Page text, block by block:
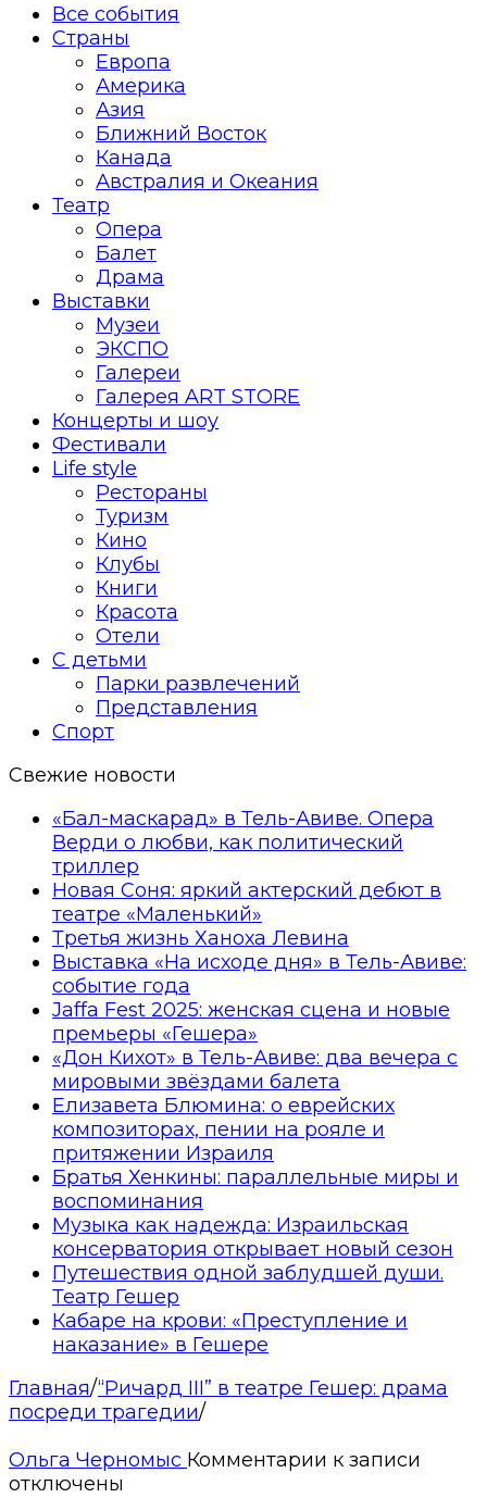
Все события
Страны
Европа
Америка
Азия
Ближний Восток
Канада
Австралия и Океания
Театр
Опера
Балет
Драма
Выставки
Музеи
ЭКСПО
Галереи
Галерея ART STORE
Концерты и шоу
Фестивали
Life style
Рестораны
Туризм
Кино
Клубы
Книги
Красота
Отели
С детьми
Парки развлечений
Представления
Спорт
Свежие новости
«Бал-маскарад» в Тель-Авиве. Опера
Верди о любви, как политический
триллер
Новая Соня: яркий актерский дебют в
театре «Маленький»
Третья жизнь Ханоха Левина
Выставка «На исходе дня» в Тель-Авиве:
событие года
Jaffa Fest 2025: женская сцена и новые
премьеры «Гешера»
«Дон Кихот» в Тель-Авиве: два вечера с
мировыми звёздами балета
Елизавета Блюмина: о еврейских
композиторах, пении на рояле и
притяжении Израиля
Братья Хенкины: параллельные миры и
воспоминания
Музыка как надежда: Израильская
консерватория открывает новый сезон
Путешествия одной заблудшей души.
Театр Гешер
Кабаре на крови: «Преступление и
наказание» в Гешере
Главная/“Ричард III” в театре Гешер: драма
посреди трагедии/
Ольга Черномыс Комментарии к записи
отключены